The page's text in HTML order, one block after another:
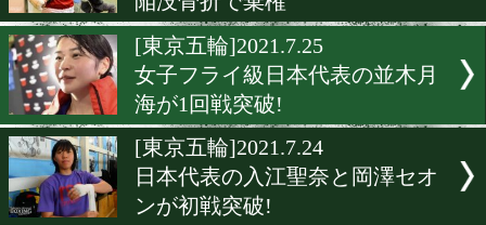
入江聖奈が28日の準々決勝
[東京五輪]2021.7.26
日本代表は全員初戦突破!
明の家族がコメント
[東京五輪]2021.7.26